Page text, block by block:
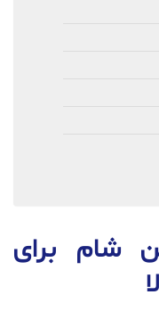
شام برای